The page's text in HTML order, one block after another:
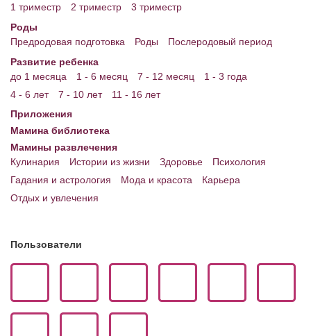
1 триместр
2 триместр
3 триместр
Роды
Предродовая подготовка
Роды
Послеродовый период
Развитие ребенка
до 1 месяца
1 - 6 месяц 7 - 12 месяц
1 - 3 года
4 - 6 лет
7 - 10 лет
11 - 16 лет
Приложения
Мамина библиотека
Мамины развлечения
Кулинария
Истории из жизни Здоровье
Психология
Гадания и астрология
Мода и красота
Карьера
Отдых и увлечения
Пользователи